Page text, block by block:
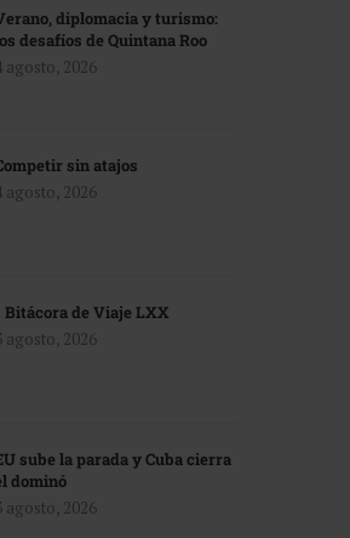
diplomacia y turismo:
desafíos de Quintana Roo
4 agosto, 2026
sin atajos
4 agosto, 2026
Bitácora de Viaje LXX
agosto, 2026
sube la parada y Cuba cierra
dominó
agosto, 2026